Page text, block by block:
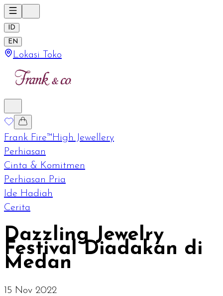
ID
EN
Lokasi Toko
Frank Fire™High Jewellery
Perhiasan
Cinta & Komitmen
Perhiasan Pria
Ide Hadiah
Cerita
Dazzling Jewelry
Festival Diadakan di
Medan
15 Nov 2022